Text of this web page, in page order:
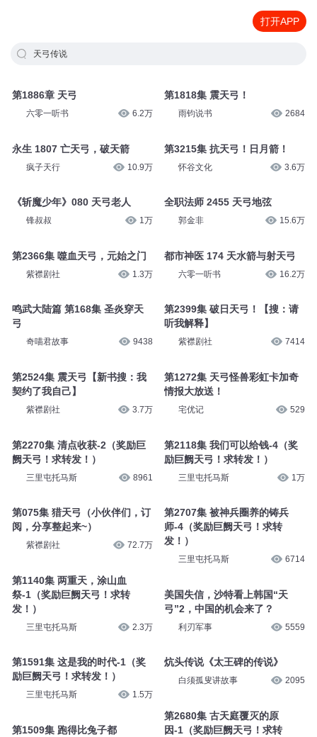
打开APP
天弓传说
第1886章 天弓
六零一听书 6.2万
永生 1807 亡天弓，破天箭
疯子天行 10.9万
《斩魔少年》080 天弓老人
锋叔叔 1万
第2366集 噬血天弓，元始之门
紫襟剧社 1.3万
鸣武大陆篇 第168集 圣炎穿天
弓
奇喵君故事 9438
第2524集 震天弓【新书搜：我
契约了我自己】
紫襟剧社 3.7万
第2270集 清点收获-2（奖励巨
阙天弓！求转发！）
三里屯托马斯 8961
第075集 猎天弓（小伙伴们，订
阅，分享整起来~）
紫襟剧社 72.7万
第1140集 两重天，涂山血
祭-1（奖励巨阙天弓！求转
发！）
三里屯托马斯 2.3万
第1591集 这是我的时代-1（奖
励巨阙天弓！求转发！）
三里屯托马斯 1.5万
第1509集 跑得比兔子都
第1818集 震天弓！
雨钧说书 2684
第3215集 抗天弓！日月箭！
怀谷文化 3.6万
全职法师 2455 天弓地弦
郭金非 15.6万
都市神医 174 天水箭与射天弓
六零一听书 16.2万
第2399集 破日天弓！【搜：请
听我解释】
紫襟剧社 7414
第1272集 天弓怪兽彩虹卡加奇
情报大放送！
宅优记 529
第2118集 我们可以给钱-4（奖
励巨阙天弓！求转发！）
三里屯托马斯 1万
第2707集 被神兵圈养的铸兵
师-4（奖励巨阙天弓！求转
发！）
三里屯托马斯 6714
美国失信，沙特看上韩国“天
弓”2，中国的机会来了？
利刃军事 5559
炕头传说《太王碑的传说》
白须孤叟讲故事 2095
第2680集 古天庭覆灭的原
因-1（奖励巨阙天弓！求转